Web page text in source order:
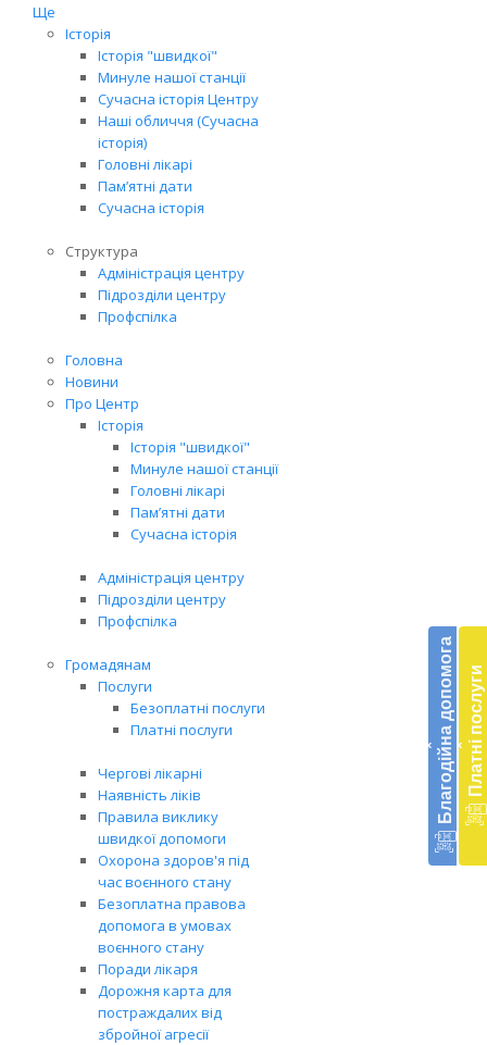
Ще
Історія
Історія "швидкої"
Минуле нашої станції
Сучасна історія Центру
Наші обличчя (Сучасна
історія)
Головні лікарі
Пам’ятні дати
Сучасна історія
Структура
Адміністрація центру
Підрозділи центру
Профспілка
Головна
Новини
Про Центр
Історія
Історія "швидкої"
Минуле нашої станції
Головні лікарі
Пам’ятні дати
Сучасна історія
Адміністрація центру
Підрозділи центру
Профспілка
Громадянам
Послуги
Безоплатні послуги
Платні послуги
Чергові лікарні
Наявність ліків
Правила виклику
швидкої допомоги
Охорона здоров'я під
час воєнного стану
Безоплатна правова
допомога в умовах
воєнного стану
Поради лікаря
Дорожня карта для
постраждалих від
збройної агресії
‹ Благодійна допомога ‹ Платні послуги